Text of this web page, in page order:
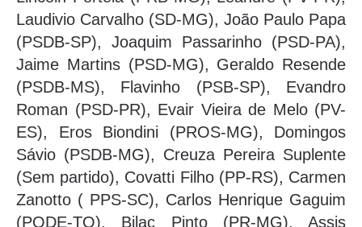
Laudivio Carvalho (SD-MG), João Paulo Papa
(PSDB-SP), Joaquim Passarinho (PSD-PA),
Jaime Martins (PSD-MG), Geraldo Resende
(PSDB-MS), Flavinho (PSB-SP), Evandro
Roman (PSD-PR), Evair Vieira de Melo (PV-
ES), Eros Biondini (PROS-MG), Domingos
Sávio (PSDB-MG), Creuza Pereira Suplente
(Sem partido), Covatti Filho (PP-RS), Carmen
Zanotto ( PPS-SC), Carlos Henrique Gaguim
(PODE-TO), Bilac Pinto (PR-MG), Assis